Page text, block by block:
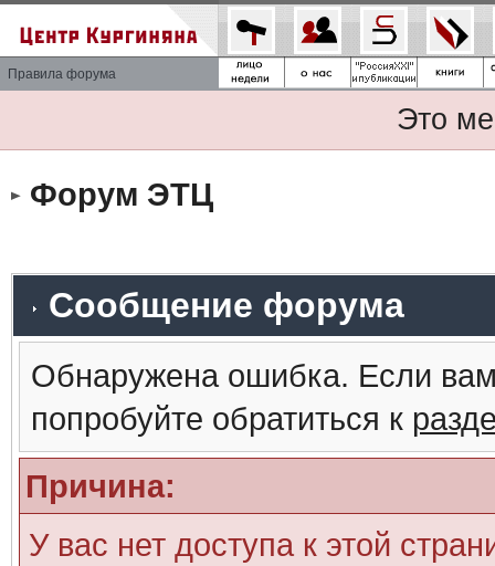
Правила форума
Это
Форум ЭТЦ
Сообщение форума
Обнаружена ошибка. Если
попробуйте обратиться к
Причина:
У вас нет доступа к этой